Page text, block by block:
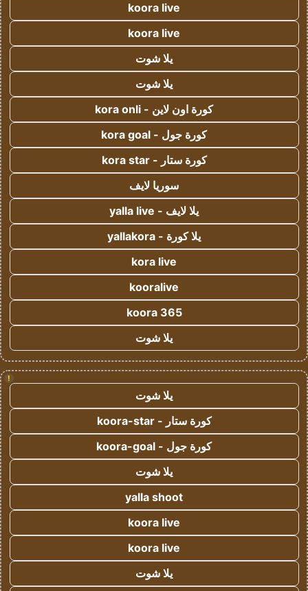
koora live
koora live
يلا شوت
يلا شوت
كورة اون لاين - kora onli
كورة جول - kora goal
كورة ستار - kora star
سوريا لايف
يلا لايف - yalla live
يلا كورة - yallakora
kora live
kooralive
koora 365
يلا شوت
!
يلا شوت
كورة ستار - koora-star
كورة جول - koora-goal
يلا شوت
yalla shoot
koora live
koora live
يلا شوت